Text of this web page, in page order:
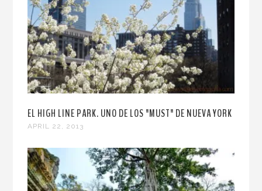
EL HIGH LINE PARK. UNO DE LOS "MUST" DE NUEVA YORK
APRIL 22, 2013